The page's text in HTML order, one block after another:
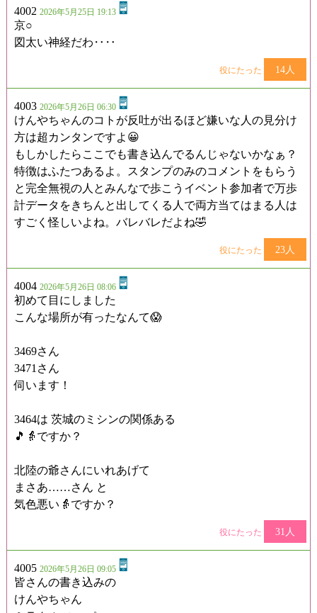
4002 2026年5月25日 19:13
京○
図太い神経だわ‥‥
役にたった 14人
4003 2026年5月26日 06:30
けんやちゃんのコトが反吐が出るほど嫌いな人の見分け
方は超カンタンですよ😀
もしかしたらここでも書き込んでるんじゃないかなぁ？
特徴はふたつあるよ。スタンプのみのコメントをもらう
と完全無視の人とみんなで歩こうイベント参加者で万歩
計データをきちんと出してくる人で両方当てはまる人は
すごく怪しいよね。バレバレだよね🤣
役にたった 23人
4004 2026年5月26日 08:06
初めて目にしました
こんな場所が有ったなんて😱
3469さん
3471さん
伺います！
3464は 茨城のミシンの関係ある
🎵👵ですか？
北陸の爺さんにいれあげて
まさあ……さん と
気色悪い👵ですか？
役にたった 31人
4005 2026年5月26日 09:05
皆さんの書き込みの
けんやちゃん